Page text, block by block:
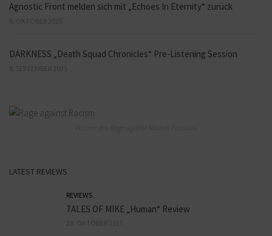
Agnostic Front melden sich mit „Echoes In Eternity“ zurück
DARKNESS „Death Squad Chronicles“ Pre-Listening Session
LATEST REVIEWS
REVIEWS
TALES OF MIKE „Human“ Review